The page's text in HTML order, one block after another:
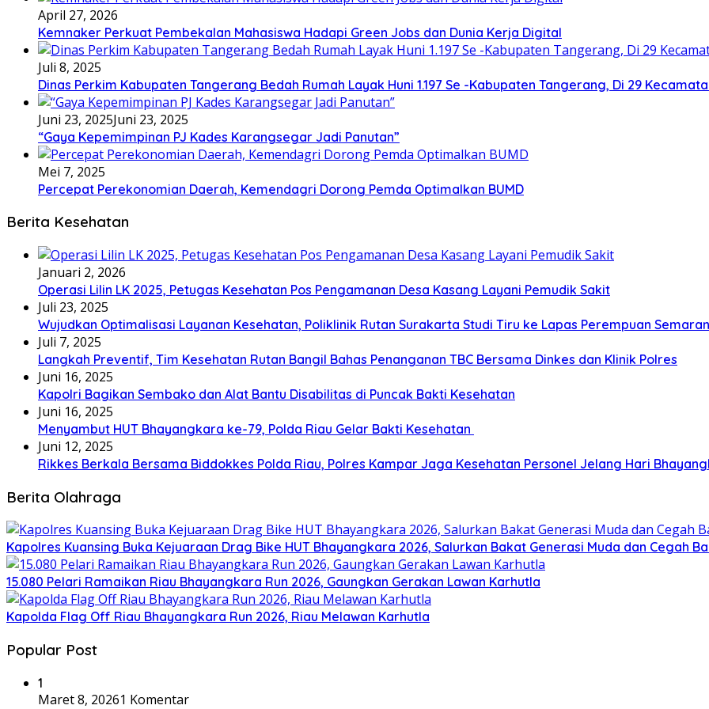
April 27, 2026
Kemnaker Perkuat Pembekalan Mahasiswa Hadapi Green Jobs dan Dunia Kerja Digital
Juli 8, 2025
Dinas Perkim Kabupaten Tangerang Bedah Rumah Layak Huni 1.197 Se -Kabupaten Tangerang, Di 29
Juni 23, 2025Juni 23, 2025
“Gaya Kepemimpinan PJ Kades Karangsegar Jadi Panutan”
Mei 7, 2025
Percepat Perekonomian Daerah, Kemendagri Dorong Pemda Optimalkan BUMD
Berita Kesehatan
Januari 2, 2026
Operasi Lilin LK 2025, Petugas Kesehatan Pos Pengamanan Desa Kasang Layani Pemudik Sakit
Juli 23, 2025
Wujudkan Optimalisasi Layanan Kesehatan, Poliklinik Rutan Surakarta Studi Tiru ke Lapas Perempuan
Juli 7, 2025
Langkah Preventif, Tim Kesehatan Rutan Bangil Bahas Penanganan TBC Bersama Dinkes dan Klinik Polres
Juni 16, 2025
Kapolri Bagikan Sembako dan Alat Bantu Disabilitas di Puncak Bakti Kesehatan
Juni 16, 2025
Menyambut HUT Bhayangkara ke-79, Polda Riau Gelar Bakti Kesehatan
Juni 12, 2025
Rikkes Berkala Bersama Biddokkes Polda Riau, Polres Kampar Jaga Kesehatan Personel Jelang Hari
Berita Olahraga
Kapolres Kuansing Buka Kejuaraan Drag Bike HUT Bhayangkara 2026, Salurkan Bakat Generasi Muda dan Cegah
15.080 Pelari Ramaikan Riau Bhayangkara Run 2026, Gaungkan Gerakan Lawan Karhutla
Kapolda Flag Off Riau Bhayangkara Run 2026, Riau Melawan Karhutla
Popular Post
1
Maret 8, 20261 Komentar